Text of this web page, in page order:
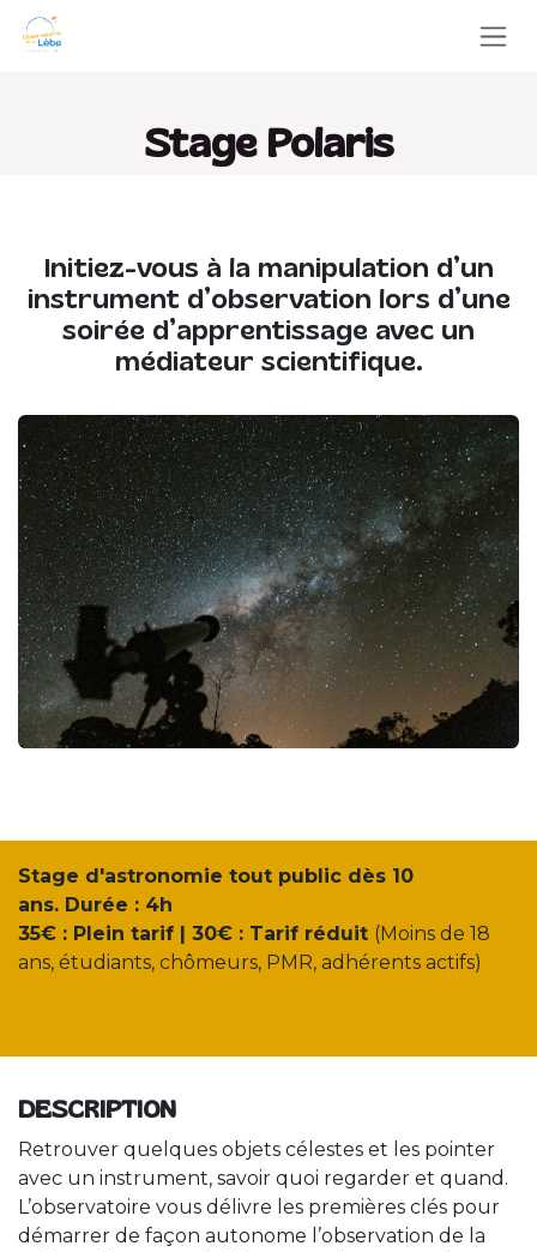
Se rendre au contenu
Stage Polaris
Initiez-vous à la manipulation d’un
instrument d’observation lors d’une
soirée d’apprentissage avec un
médiateur scientifique.
Stage d'astronomie tout public dès 10
ans. Durée : 4h
35€ : Plein tarif | 30€ : Tarif réduit (Moins de 18
ans, étudiants, chômeurs, PMR, adhérents actifs)
DESCRIPTION
Retrouver quelques objets célestes et les pointer
avec un instrument, savoir quoi regarder et quand.
L’observatoire vous délivre les premières clés pour
démarrer de façon autonome l’observation de la